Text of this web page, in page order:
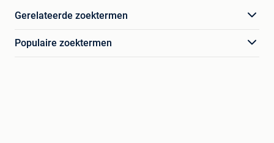
Gerelateerde zoektermen
Populaire zoektermen